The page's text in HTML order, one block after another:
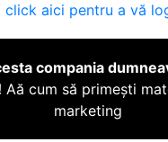
click aici pentru a vă
compania
Aă cum să primești
marketing